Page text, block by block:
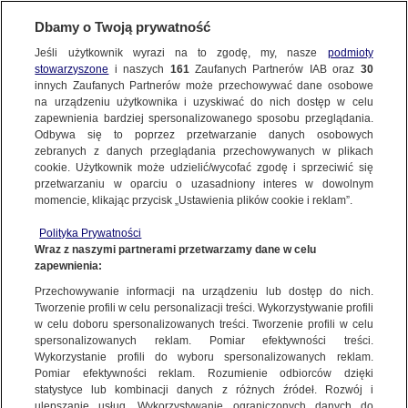
KULTURA I STYL
Nie żyje reżyser Marcin Ziębiński.
"Cudowne dziecko polskiego kina"
9.06.2025, 08:34
Czyta lektor AI
Dbamy o Twoją prywatność
Jeśli użytkownik wyrazi na to zgodę, my, nasze podmioty
stowarzyszone i naszych 161Zaufanych Partnerów IAB oraz 30
innych Zaufanych Partnerów może przechowywać dane osobowe
na urządzeniu użytkownika i uzyskiwać do nich dostęp w celu
zapewnienia bardziej spersonalizowanego sposobu przeglądania.
Odbywa się to poprzez przetwarzanie danych osobowych
zebranych z danych przeglądania przechowywanych w plikach
cookie. Użytkownik może udzielić/wycofać zgodę i sprzeciwić się
przetwarzaniu w oparciu o uzasadniony interes w dowolnym
momencie, klikając przycisk „Ustawienia plików cookie i reklam”.
Polityka Prywatności
Wraz z naszymi partnerami przetwarzamy dane w celu
zapewnienia:
Przechowywanie informacji na urządzeniu lub dostęp do nich.
Tworzenie profili w celu personalizacji treści. Wykorzystywanie profili
w celu doboru spersonalizowanych treści. Tworzenie profili w celu
spersonalizowanych reklam. Pomiar efektywności treści.
Wykorzystanie profili do wyboru spersonalizowanych reklam.
Pomiar efektywności reklam. Rozumienie odbiorców dzięki
statystyce lub kombinacji danych z różnych źródeł. Rozwój i